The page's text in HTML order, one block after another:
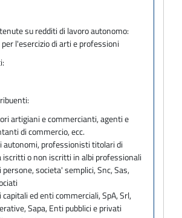
su redditi di lavoro autonomo:
l'esercizio di arti e professioni
artigiani e commercianti, agenti e
di commercio, ecc.
autonomi, professionisti titolari di
iscritti o non iscritti in albi professionali
persone, societa' semplici, Snc, Sas,
capitali ed enti commerciali, SpA, Srl,
Sapa, Enti pubblici e privati